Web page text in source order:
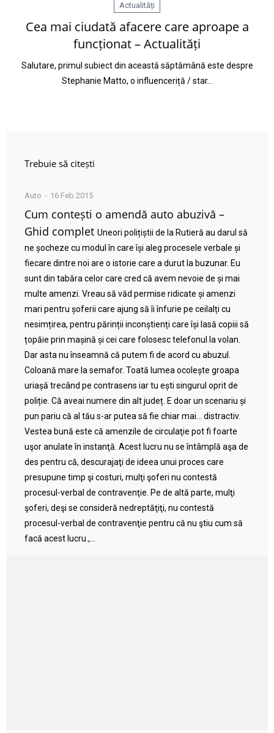
Actualități
Cea mai ciudată afacere care aproape a
funcționat – Actualități
Salutare, primul subiect din această săptămână este despre
Stephanie Matto, o influenceriță / star…
Trebuie să citești
Auto 16 Feb 2015
Cum contești o amendă auto abuzivă –
Ghid complet Uneori polițiștii de la Rutieră au darul să
ne șocheze cu modul în care își aleg procesele verbale și
fiecare dintre noi are o istorie care a durut la buzunar. Eu
sunt din tabăra celor care cred că avem nevoie de și mai
multe amenzi. Vreau să văd permise ridicate și amenzi
mari pentru șoferii care ajung să îi înfurie pe ceilalți cu
nesimțirea, pentru părinții inconștienți care își lasă copiii să
țopăie prin mașină și cei care folosesc telefonul la volan.
Dar asta nu înseamnă că putem fi de acord cu abuzul.
Coloană mare la semafor. Toată lumea ocolește groapa
uriașă trecând pe contrasens iar tu ești singurul oprit de
poliție. Că aveai numere din alt județ. E doar un scenariu și
pun pariu că al tău s-ar putea să fie chiar mai… distractiv.
Vestea bună este că amenzile de circulaţie pot fi foarte
uşor anulate în instanţă. Acest lucru nu se întâmplă aşa de
des pentru că, descurajaţi de ideea unui proces care
presupune timp şi costuri, mulţi şoferi nu contestă
procesul-verbal de contravenţie. Pe de altă parte, mulţi
şoferi, deşi se consideră nedreptăţiţi, nu contestă
procesul-verbal de contravenţie pentru că nu ştiu cum să
facă acest lucru.,...